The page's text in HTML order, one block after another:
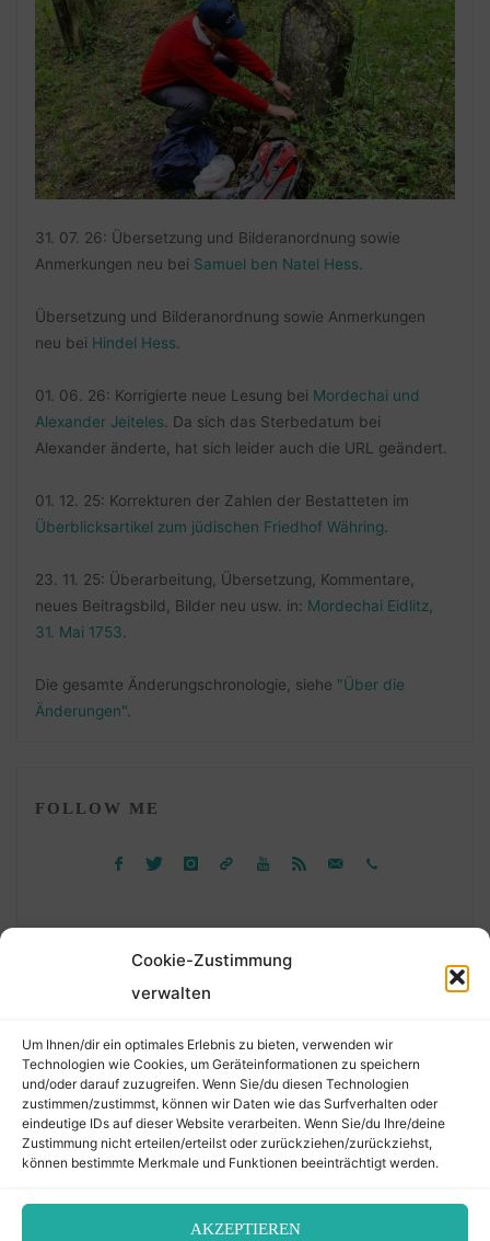
Cookie-Zustimmung
verwalten
Um Ihnen/dir ein optimales Erlebnis zu bieten, verwenden wir
Technologien wie Cookies, um Geräteinformationen zu speichern
und/oder darauf zuzugreifen. Wenn Sie/du diesen Technologien
zustimmen/zustimmst, können wir Daten wie das Surfverhalten oder
eindeutige IDs auf dieser Website verarbeiten. Wenn Sie/du Ihre/deine
Zustimmung nicht erteilen/erteilst oder zurückziehen/zurückziehst,
können bestimmte Merkmale und Funktionen beeinträchtigt werden.
AKZEPTIEREN
31. 07. 26: Übersetzung und Bilderanordnung sowie
Anmerkungen neu bei Samuel ben Natel Hess.
Übersetzung und Bilderanordnung sowie Anmerkungen
neu bei Hindel Hess.
01. 06. 26: Korrigierte neue Lesung bei Mordechai und
Alexander Jeiteles. Da sich das Sterbedatum bei
Alexander änderte, hat sich leider auch die URL geändert.
01. 12. 25: Korrekturen der Zahlen der Bestatteten im
Überblicksartikel zum jüdischen Friedhof Währing.
23. 11. 25: Überarbeitung, Übersetzung, Kommentare,
neues Beitragsbild, Bilder neu usw. in: Mordechai Eidlitz,
31. Mai 1753.
Die gesamte Änderungschronologie, siehe "Über die
Änderungen".
FOLLOW ME
nach:
©2026 Der Transkribierer
Back